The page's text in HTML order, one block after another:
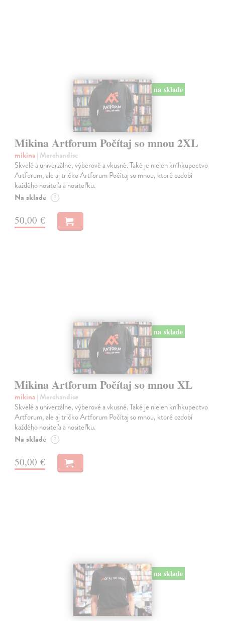
na sklade
Mikina Artforum Počítaj so mnou 2XL
mikina| Merchandise
Skvelé a univerzálne, výberové a vkusné. Také je nielen kníhkupectvo
Artforum, ale aj tričko Artforum Počítaj so mnou, ktoré ozdobí
každého nositeľa a nositeľku.
Na sklade ?
50,00 €
na sklade
Mikina Artforum Počítaj so mnou XL
mikina| Merchandise
Skvelé a univerzálne, výberové a vkusné. Také je nielen kníhkupectvo
Artforum, ale aj tričko Artforum Počítaj so mnou, ktoré ozdobí
každého nositeľa a nositeľku.
Na sklade ?
50,00 €
na sklade